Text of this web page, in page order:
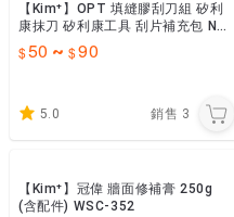
【Kim⁺】OPT 填縫膠刮刀組 矽利
康抹刀 矽利康工具 刮片補充包 NP
0100
50 ~ 90
5.0 銷售 3
【Kim⁺】冠偉 牆面修補膏 250g
(含配件) WSC-352